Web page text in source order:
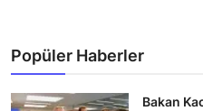
Popüler Haberler
Bakan